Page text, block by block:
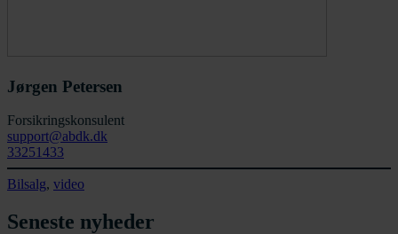
Jørgen Petersen
Forsikringskonsulent
support@abdk.dk
33251433
Bilsalg, video
Seneste nyheder